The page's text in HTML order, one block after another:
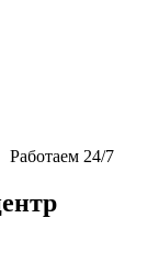
Работаем 24/7